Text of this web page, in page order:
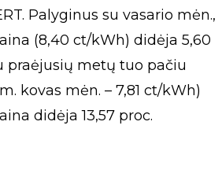
Palyginus su vasario mėn.,
(8,40 ct/kWh) didėja 5,60
praėjusių metų tuo pačiu
kovas mėn. – 7,81 ct/kWh)
didėja 13,57 proc.